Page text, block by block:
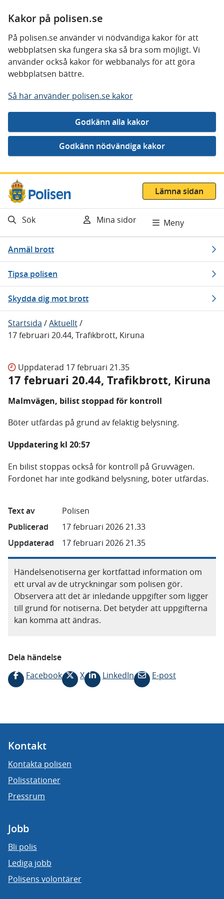
Kakor på polisen.se
På polisen.se använder vi nödvändiga kakor för att
webbplatsen ska fungera ska så bra som möjligt. Vi
använder också kakor för webbanalys för att göra
webbplatsen bättre.
Så här använder polisen.se kakor
Gå direkt till innehåll
Lämna sidan
Sök Mina sidor Meny
Anmäl brott
Tipsa polisen
Skydda dig mot brott
Startsida /Aktuellt/
17 februari 20.44, Trafikbrott, Kiruna
Uppdaterad 17 februari 21.35
17 februari 20.44, Trafikbrott, Kiruna
Malmvägen, bilist stoppad för kontroll
Böter utfärdas på grund av felaktig belysning.
Uppdatering kl 20:57
En bilist stoppas också för kontroll på Gruvvägen.
Fordonet har inte godkänd belysning, böter utfärdas.
Text av
Polisen
Publicerad
17 februari 2026 21.33
Uppdaterad
17 februari 2026 21.35
Händelsenotiserna ger kortfattad information om
ett urval av de utryckningar som polisen gör.
Observera att det är inledande uppgifter som ligger
till grund för notiserna. Det betyder att uppgifterna
kan komma att ändras.
Dela händelse
Facebook
X LinkedIn E-post
Kontakt
Kontakta polisen
Polisstationer
Pressrum
Jobb
Bli polis
Lediga jobb
Polisens volontärer